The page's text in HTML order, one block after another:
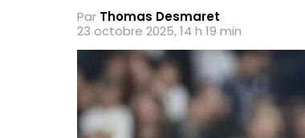
Par Thomas Desmaret
23 octobre 2025, 14 h 19 min